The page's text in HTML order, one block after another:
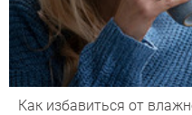
Как избавиться от